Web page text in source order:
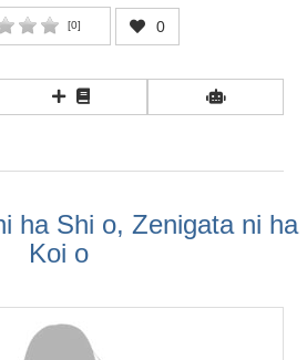
[0] 0
ha Shi o, Zenigata ni ha
Koi o